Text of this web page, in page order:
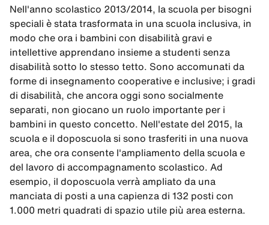
Nell'anno scolastico 2013/2014, la scuola per bisogni
speciali è stata trasformata in una scuola inclusiva, in
modo che ora i bambini con disabilità gravi e
intellettive apprendano insieme a studenti senza
disabilità sotto lo stesso tetto. Sono accomunati da
forme di insegnamento cooperative e inclusive; i gradi
di disabilità, che ancora oggi sono socialmente
separati, non giocano un ruolo importante per i
bambini in questo concetto. Nell'estate del 2015, la
scuola e il doposcuola si sono trasferiti in una nuova
area, che ora consente l'ampliamento della scuola e
del lavoro di accompagnamento scolastico. Ad
esempio, il doposcuola verrà ampliato da una
manciata di posti a una capienza di 132 posti con
1.000 metri quadrati di spazio utile più area esterna.